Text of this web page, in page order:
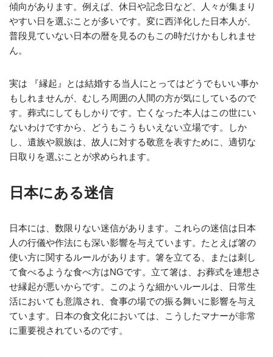
傾向があります。例えば、休日や記念日など、人々が集まり
やすい日を選ぶことが多いです。変に西洋化した日本人が、
普段見ていない日本の暦を見るのもこの時だけかもしれませ
ん。
実は 『縁起』とは結婚する当人にとってはどうでもいい事か
もしれませんが、むしろ周囲の人間の方が気にしているので
す。葬式にしてもしかりです。亡くなった本人はこの世にい
ないわけですから、どうもこうもいえない立場です。しか
し、遺族や親族は、故人に対する敬意を表すために、適切な
日取りを選ぶことが求められます。
日本にある迷信
日本には、数限りない迷信があります。これらの迷信は日本
人の行儀や作法にも深い影響を与えています。たとえば箸の
使い方に関するルールがあります。箸を立てる、または刺し
て食べるような食べ方はNGです。立て箸は、お葬式を連想さ
せ縁起が悪いからです。このような細かいルールは、日常生
活においても意識され、食事の場での振る舞いに影響を与え
ています。日本の食文化においては、こうしたマナーが非常
に重要視されているのです。